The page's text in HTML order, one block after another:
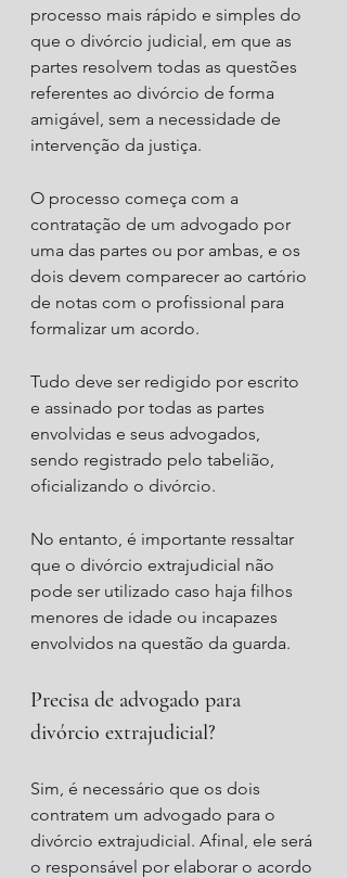
processo mais rápido e simples do
que o divórcio judicial, em que as
partes resolvem todas as questões
referentes ao divórcio de forma
amigável, sem a necessidade de
intervenção da justiça.
O processo começa com a
contratação de um advogado por
uma das partes ou por ambas, e os
dois devem comparecer ao cartório
de notas com o profissional para
formalizar um acordo.
Tudo deve ser redigido por escrito
e assinado por todas as partes
envolvidas e seus advogados,
sendo registrado pelo tabelião,
oficializando o divórcio.
No entanto, é importante ressaltar
que o divórcio extrajudicial não
pode ser utilizado caso haja filhos
menores de idade ou incapazes
envolvidos na questão da guarda.
Precisa de advogado para
divórcio extrajudicial?
Sim, é necessário que os dois
contratem um advogado para o
divórcio extrajudicial. Afinal, ele será
o responsável por elaborar o acordo